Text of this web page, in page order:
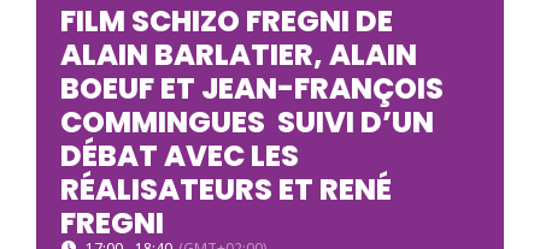
FILM SCHIZO FREGNI DE
ALAIN BARLATIER, ALAIN
BOEUF ET JEAN-FRANÇOIS
COMMINGUES SUIVI D’UN
DÉBAT AVEC LES
RÉALISATEURS ET RENÉ
FREGNI